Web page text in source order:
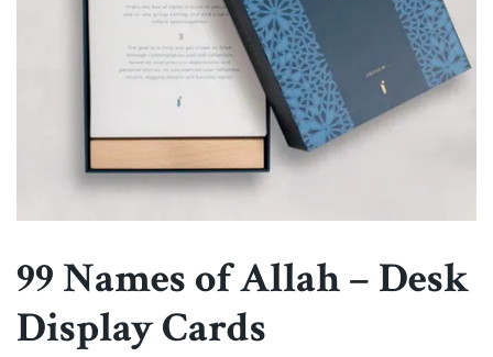
99 Names of Allah – Desk
Display Cards